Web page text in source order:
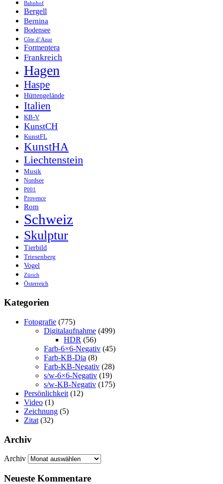
Bahnhof
Bergell
Bernina
Bodensee
Côte d’Azur
Formentera
Frankreich
Hagen
Haspe
Hüttengelände
Italien
KB-V
KunstCH
KunstFL
KunstHA
Liechtenstein
Musik
Nordsee
P001
Provence
Rom
Schweiz
Skulptur
Tierbild
Triesenberg
Vogel
Zürich
Österreich
Kategorien
Fotografie (775)
Digitalaufnahme (499)
HDR (56)
Farb-6×6-Negativ (45)
Farb-KB-Dia (8)
Farb-KB-Negativ (28)
s/w-6×6-Negativ (19)
s/w-KB-Negativ (175)
Persönlichkeit (12)
Video (1)
Zeichnung (5)
Zitat (32)
Archiv
Archiv
Neueste Kommentare